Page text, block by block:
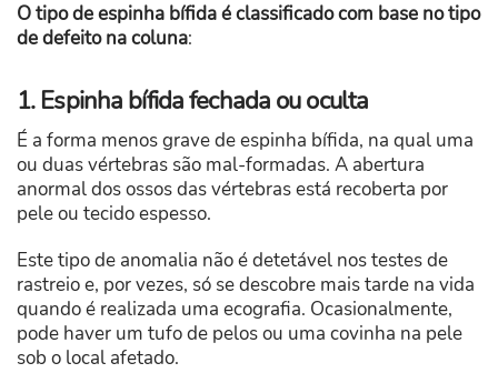
O tipo de espinha bífida é classificado com base no tipo
de defeito na coluna:
1. Espinha bífida fechada ou oculta
É a forma menos grave de espinha bífida, na qual uma
ou duas vértebras são mal-formadas. A abertura
anormal dos ossos das vértebras está recoberta por
pele ou tecido espesso.
Este tipo de anomalia não é detetável nos testes de
rastreio e, por vezes, só se descobre mais tarde na vida
quando é realizada uma ecografia. Ocasionalmente,
pode haver um tufo de pelos ou uma covinha na pele
sob o local afetado.